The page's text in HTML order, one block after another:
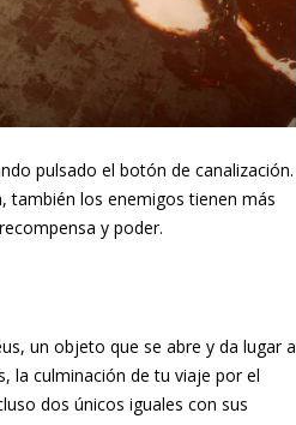
pulsado el botón de canalización.
también los enemigos tienen más
y poder.
un objeto que se abre y da lugar a
la culminación de tu viaje por el
dos únicos iguales con sus